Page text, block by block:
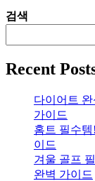
검색
Recent
다이어트
가이드
홈트 필수
이드
겨울 골프
완벽 가이드